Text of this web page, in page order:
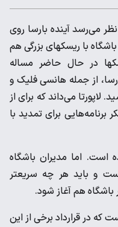
می‌رسد آینده بارسا روی
با ریسکهای بزرگی هم
در حال حاضر مساله
از جمله هانسی فلیک و
رسید. لاپورتا می‌داند که برای از
برنامه‌هایی برای تمدید با
است. اما مدیران باشگاه
و باید هر چه سریعتر
باشگاه هم آغاز شود.
که در قرارداد برخی از این